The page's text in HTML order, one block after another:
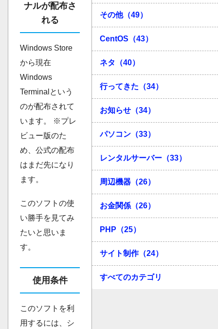
ナルが配布さ
れる
Windows Store
から現在
Windows
Terminalという
のが配布されて
います。 ※プレ
ビュー版のた
め、公式の配布
はまだ先になり
ます。
このソフトの使
い勝手を見てみ
たいと思いま
す。
使用条件
このソフトを利
用するには、シ
その他（49）
CentOS（43）
ネタ（40）
行ってきた（34）
お知らせ（34）
パソコン（33）
レンタルサーバー（33）
周辺機器（26）
お金関係（26）
PHP（25）
サイト制作（24）
すべてのカテゴリ